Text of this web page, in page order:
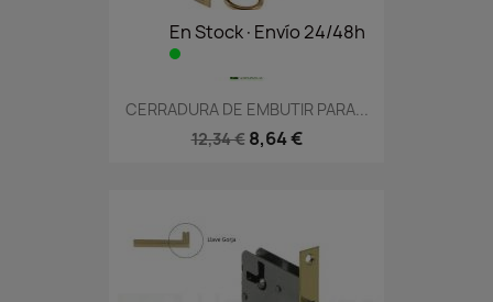
En Stock·Envío 24/48h
CERRADURA DE EMBUTIR PARA...
12,34 € 8,64 €